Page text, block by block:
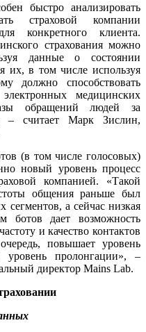
быстро анализировать
страховой компании
конкретного клиента.
страхования можно
данные о состоянии
их, в том числе используя
должно способствовать
электронных медицинских
обращений людей за
– считает Марк Зислин,
(в том числе голосовых)
новый уровень процесс
компанией. «Такой
общения раньше был
сегментов, а сейчас низкая
ботов дает возможность
и качество контактов
повышает уровень
уровень пролонгации», –
директор Mains Lab.